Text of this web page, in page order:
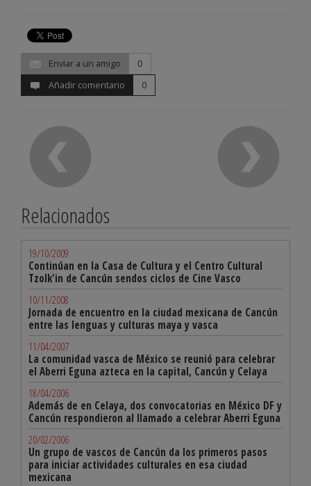
Enviar a un amigo
0
Añadir comentario
0
Relacionados
19/10/2009
Continúan en la Casa de Cultura y el Centro Cultural
Tzolk'in de Cancún sendos ciclos de Cine Vasco
10/11/2008
Jornada de encuentro en la ciudad mexicana de Cancún
entre las lenguas y culturas maya y vasca
11/04/2007
La comunidad vasca de México se reunió para celebrar
el Aberri Eguna azteca en la capital, Cancún y Celaya
18/04/2006
Además de en Celaya, dos convocatorias en México DF y
Cancún respondieron al llamado a celebrar Aberri Eguna
20/02/2006
Un grupo de vascos de Cancún da los primeros pasos
para iniciar actividades culturales en esa ciudad
mexicana